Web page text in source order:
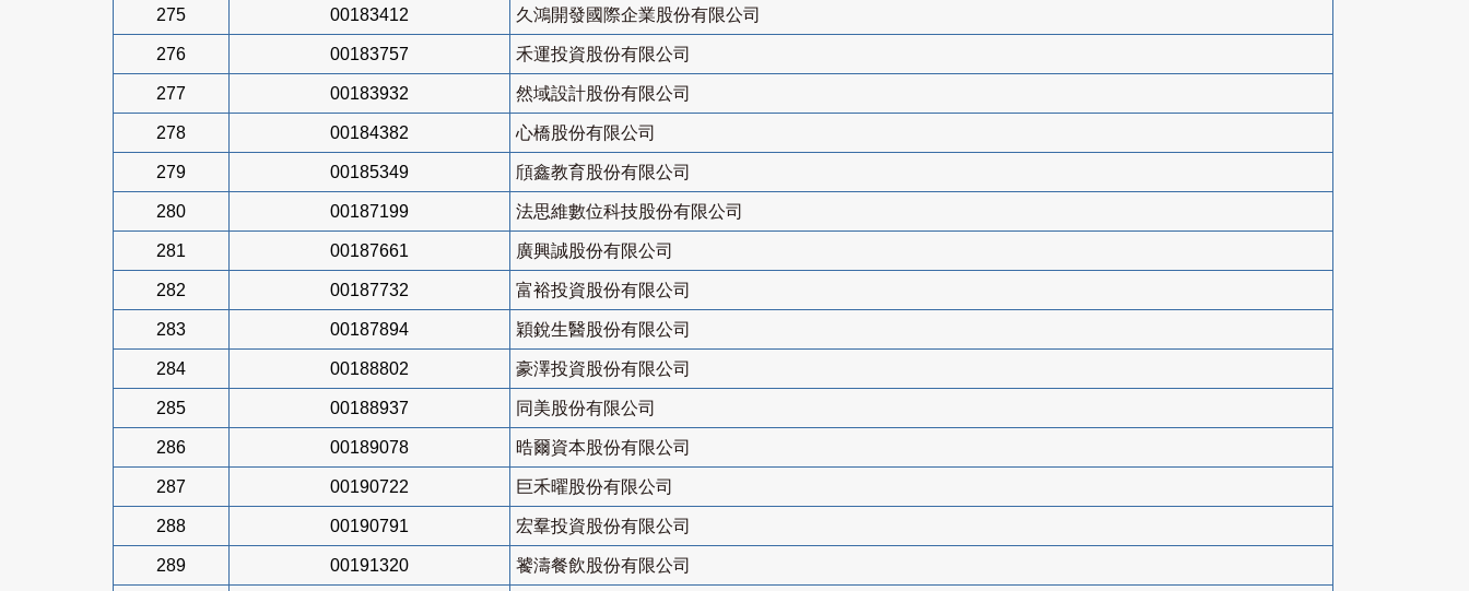
275 00183412 久鴻開發國際企業股份有限公司
276 00183757 禾運投資股份有限公司
277 00183932 然域設計股份有限公司
278 00184382 心橋股份有限公司
279 00185349 頎鑫教育股份有限公司
280 00187199 法思維數位科技股份有限公司
281 00187661 廣興誠股份有限公司
282 00187732 富裕投資股份有限公司
283 00187894 穎銳生醫股份有限公司
284 00188802 豪澤投資股份有限公司
285 00188937 同美股份有限公司
286 00189078 晧爾資本股份有限公司
287 00190722 巨禾曜股份有限公司
288 00190791 宏羣投資股份有限公司
289 00191320 饕濤餐飲股份有限公司